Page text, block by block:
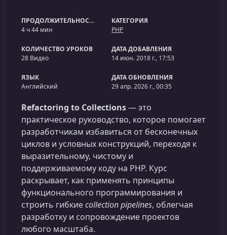
ПРОДОЛЖИТЕЛЬНОСТЬ
4 ч 44 мин
КАТЕГОРИЯ
PHP
КОЛИЧЕСТВО УРОКОВ
28 Видео
ДАТА ДОБАВЛЕНИЯ
14 июн. 2018 г., 17:53
ЯЗЫК
Английский
ДАТА ОБНОВЛЕНИЯ
29 апр. 2026 г., 00:35
Refactoring to Collections— это
практическое руководство, которое помогает
разработчикам избавиться от бесконечных
циклов и условных конструкций, переходя к
выразительному, чистому и
поддерживаемому коду на PHP. Курс
раскрывает, как применять принципы
функционального программирования и
строить гибкиеcollection pipelines, облегчая
разработку и сопровождение проектов
любого масштаба.